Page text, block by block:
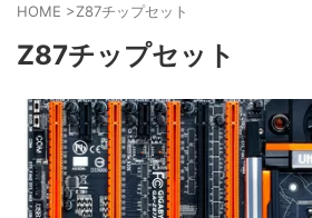
HOME >Z87チップセット
Z87チップセット